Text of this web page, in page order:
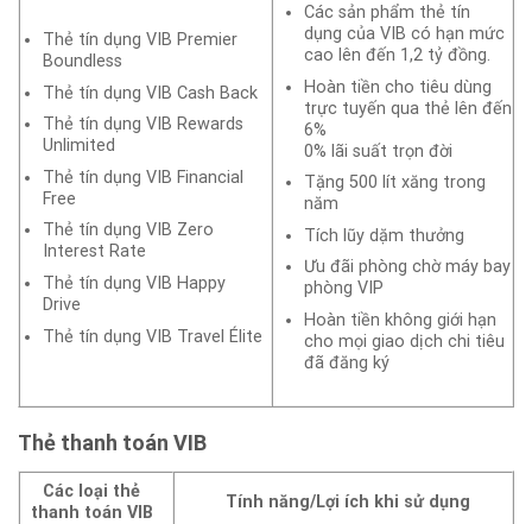
Thẻ tín dụng VIB Premier
Boundless
Thẻ tín dụng VIB Cash Back
Thẻ tín dụng VIB Rewards
Unlimited
Thẻ tín dụng VIB Financial
Free
Thẻ tín dụng VIB Zero
Interest Rate
Thẻ tín dụng VIB Happy
Drive
Thẻ tín dụng VIB Travel Élite
Các sản phẩm thẻ tín
dụng của VIB có hạn mức
cao lên đến 1,2 tỷ đồng.
Hoàn tiền cho tiêu dùng
trực tuyến qua thẻ lên đến
6%
0% lãi suất trọn đời
Tặng 500 lít xăng trong
năm
Tích lũy dặm thưởng
Ưu đãi phòng chờ máy bay
phòng VIP
Hoàn tiền không giới hạn
cho mọi giao dịch chi tiêu
đã đăng ký
Thẻ thanh toán VIB
Các loại thẻ
thanh toán VIB
Tính năng/Lợi ích khi sử dụng